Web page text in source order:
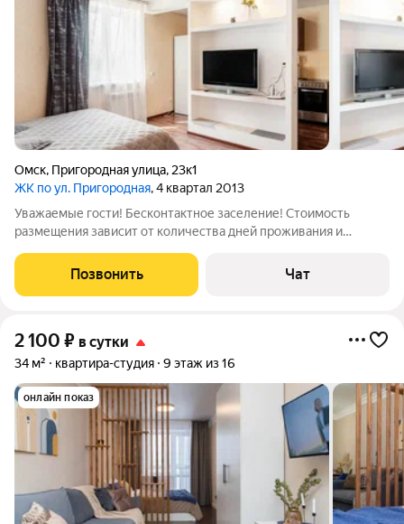
Омск, Пригородная улица, 23к1
ЖК по ул. Пригородная, 4 квартал 2013
Уважаемые гости! Бесконтактное заселение! Стоимость
размещения зависит от количества дней проживания и
бытовая техника (холодильник, СВЧ-печь, стиральная
машинка, гладильные принадлежности,
Позвонить Чат
2 100 ₽ в сутки
34 м² квартира-студия 9 этаж из 16
онлайн показ